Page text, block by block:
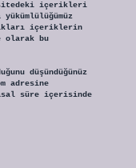
sitedeki içerikleri
içeriklerin
olarak bu
düşündüğünüz
adresine
süre içerisinde